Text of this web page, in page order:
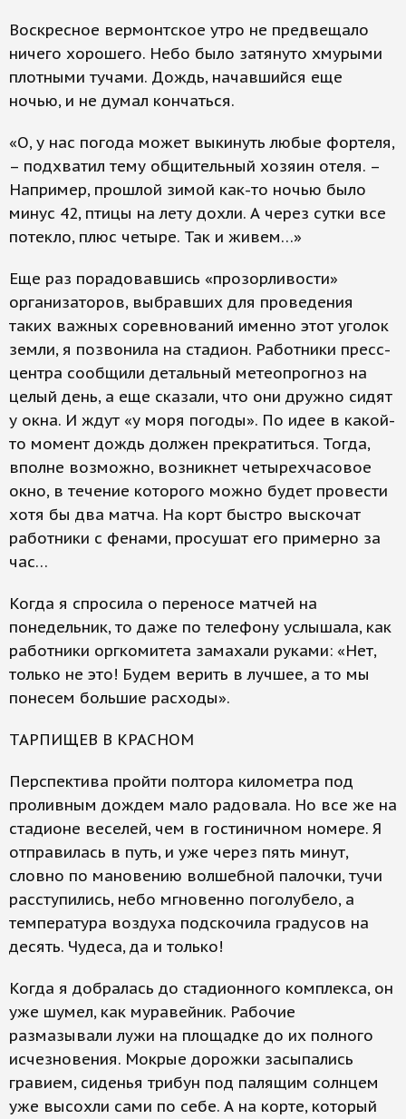
Воскресное вермонтское утро не предвещало
ничего хорошего. Небо было затянуто хмурыми
плотными тучами. Дождь, начавшийся еще
ночью, и не думал кончаться.
«О, у нас погода может выкинуть любые фортеля,
– подхватил тему общительный хозяин отеля. –
Например, прошлой зимой как-то ночью было
минус 42, птицы на лету дохли. А через сутки все
потекло, плюс четыре. Так и живем…»
Еще раз порадовавшись «прозорливости»
организаторов, выбравших для проведения
таких важных соревнований именно этот уголок
земли, я позвонила на стадион. Работники пресс-
центра сообщили детальный метеопрогноз на
целый день, а еще сказали, что они дружно сидят
у окна. И ждут «у моря погоды». По идее в какой-
то момент дождь должен прекратиться. Тогда,
вполне возможно, возникнет четырехчасовое
окно, в течение которого можно будет провести
хотя бы два матча. На корт быстро выскочат
работники с фенами, просушат его примерно за
час…
Когда я спросила о переносе матчей на
понедельник, то даже по телефону услышала, как
работники оргкомитета замахали руками: «Нет,
только не это! Будем верить в лучшее, а то мы
понесем большие расходы».
ТАРПИЩЕВ В КРАСНОМ
Перспектива пройти полтора километра под
проливным дождем мало радовала. Но все же на
стадионе веселей, чем в гостиничном номере. Я
отправилась в путь, и уже через пять минут,
словно по мановению волшебной палочки, тучи
расступились, небо мгновенно поголубело, а
температура воздуха подскочила градусов на
десять. Чудеса, да и только!
Когда я добралась до стадионного комплекса, он
уже шумел, как муравейник. Рабочие
размазывали лужи на площадке до их полного
исчезновения. Мокрые дорожки засыпались
гравием, сиденья трибун под палящим солнцем
уже высохли сами по себе. А на корте, который